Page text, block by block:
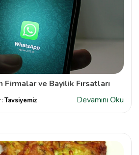
Firmalar ve Bayilik Fırsatları
Tavsiyemiz Devamını Oku